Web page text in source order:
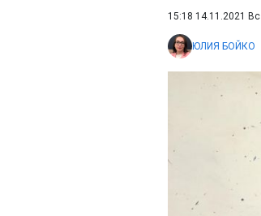
15:18 14.11.2021 Вс
ЮЛИЯ БОЙКО